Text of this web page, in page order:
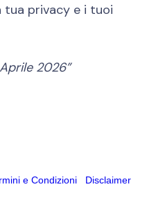
privacy e i tuoi
2026”
e Condizioni Disclaimer